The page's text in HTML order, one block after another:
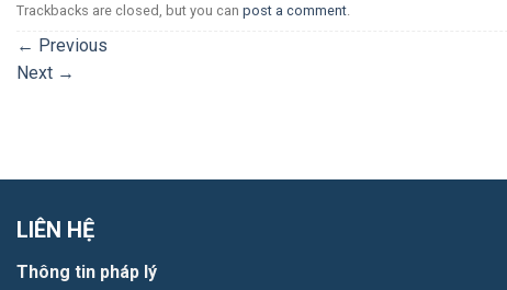
Trackbacks are closed, but you can post a comment
← Previous
Next →
LIÊN HỆ
Thông tin pháp lý